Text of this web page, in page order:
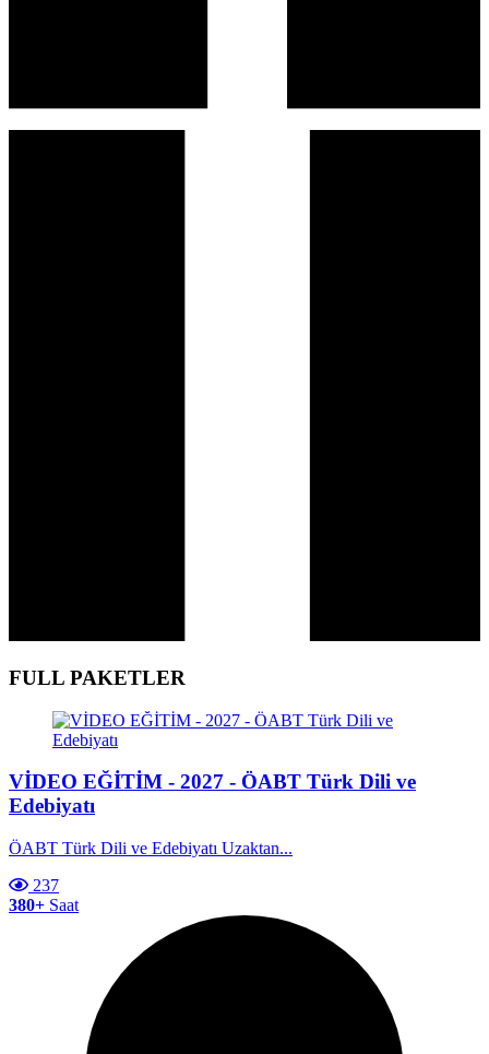
FULL PAKETLER
VİDEO EĞİTİM - 2027 - ÖABT Türk Dili ve
Edebiyatı
ÖABT Türk Dili ve Edebiyatı Uzaktan...
237
380+ Saat